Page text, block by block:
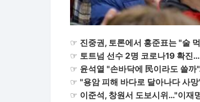
☞ 진중권, 토론에서 홍준표는 "술
☞ 토트넘 선수 2명 코로나19 확진
☞ 윤석열 "손바닥에 民이라도 쓸
☞ "용암 피해 바다로 달아나다 사
☞ 이준석, 창원서 도보시위…"이재